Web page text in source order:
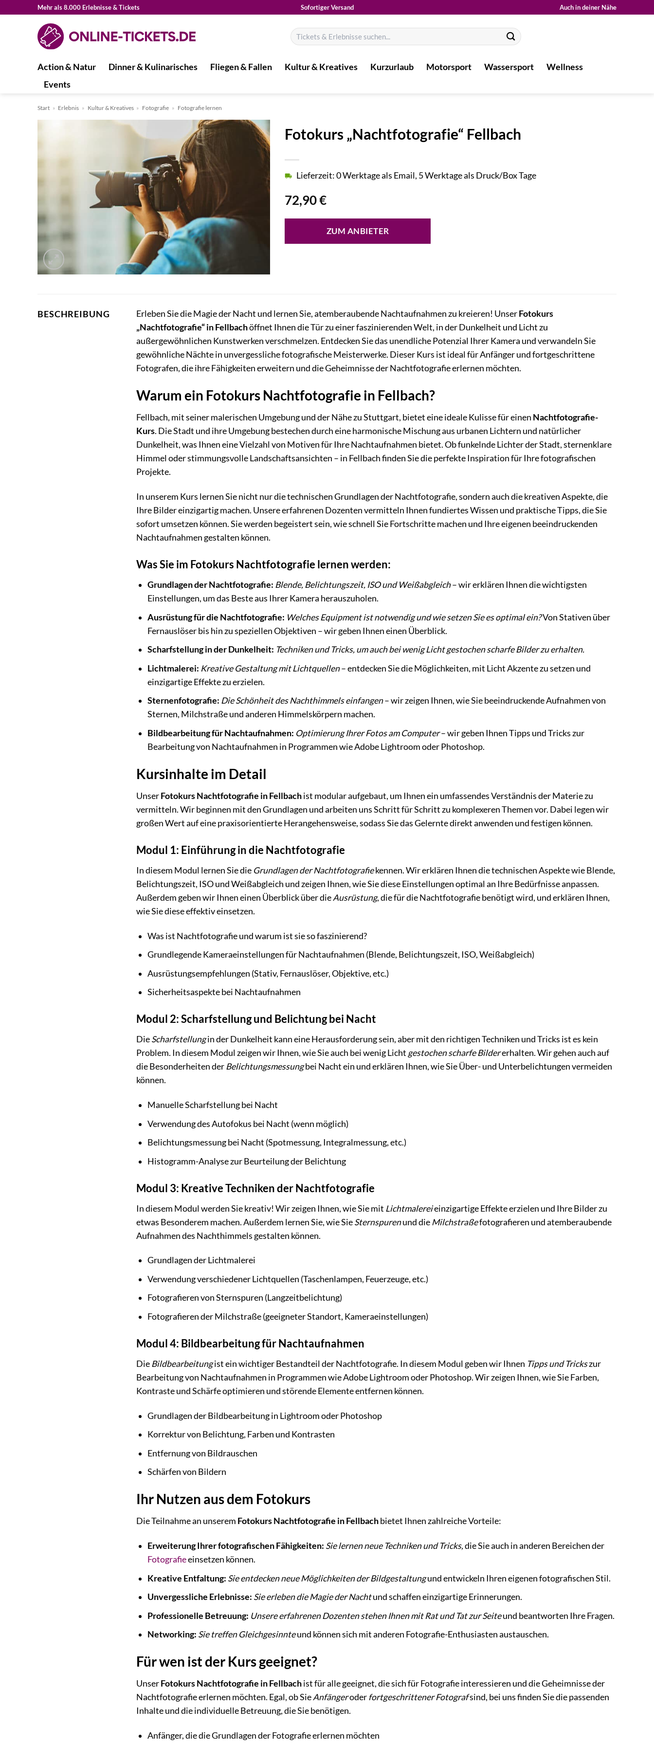
Mehr als 8.000 Erlebnisse & Tickets Sofortiger Versand Auch in deiner Nähe
Suchen
nach:
Action & Natur Dinner & Kulinarisches Fliegen & Fallen Kultur & Kreatives Kurzurlaub Motorsport Wassersport
Wellness
Events
Start » Erlebnis » Kultur & Kreatives » Fotografie » Fotografie lernen
Fotokurs „Nachtfotografie“ Fellbach
72,90€
Lieferzeit: 0 Werktage als Email, 5 Werktage als Druck/Box Tage
ZUM ANBIETER
BESCHREIBUNG Erleben Sie die Magie der Nacht und lernen Sie, atemberaubende Nachtaufnahmen zu kreieren! UnserFotokurs
„Nachtfotografie“ in Fellbachöffnet Ihnen die Tür zu einer faszinierenden Welt, in der Dunkelheit und Licht zu
außergewöhnlichen Kunstwerken verschmelzen. Entdecken Sie das unendliche Potenzial Ihrer Kamera und verwandeln Sie
gewöhnliche Nächte in unvergessliche fotografische Meisterwerke. Dieser Kurs ist ideal für Anfänger und fortgeschrittene
Fotografen, die ihre Fähigkeiten erweitern und die Geheimnisse der Nachtfotografie erlernen möchten.
Warum ein Fotokurs Nachtfotografie in Fellbach?
Fellbach, mit seiner malerischen Umgebung und der Nähe zu Stuttgart, bietet eine ideale Kulisse für einen Nachtfotografie-
Kurs. Die Stadt und ihre Umgebung bestechen durch eine harmonische Mischung aus urbanen Lichtern und natürlicher
Dunkelheit, was Ihnen eine Vielzahl von Motiven für Ihre Nachtaufnahmen bietet. Ob funkelnde Lichter der Stadt, sternenklare
Himmel oder stimmungsvolle Landschaftsansichten – in Fellbach finden Sie die perfekte Inspiration für Ihre fotografischen
Projekte.
In unserem Kurs lernen Sie nicht nur die technischen Grundlagen der Nachtfotografie, sondern auch die kreativen Aspekte, die
Ihre Bilder einzigartig machen. Unsere erfahrenen Dozenten vermitteln Ihnen fundiertes Wissen und praktische Tipps, die Sie
sofort umsetzen können. Sie werden begeistert sein, wie schnell Sie Fortschritte machen und Ihre eigenen beeindruckenden
Nachtaufnahmen gestalten können.
Was Sie im Fotokurs Nachtfotografie lernen werden:
Grundlagen der Nachtfotografie: Blende, Belichtungszeit, ISO und Weißabgleich– wir erklären Ihnen die wichtigsten
Einstellungen, um das Beste aus Ihrer Kamera herauszuholen.
Ausrüstung für die Nachtfotografie: Welches Equipment ist notwendig und wie setzen Sie es optimal ein?Von Stativen über
Fernauslöser bis hin zu speziellen Objektiven – wir geben Ihnen einen Überblick.
Scharfstellung in der Dunkelheit: Techniken und Tricks, um auch bei wenig Licht gestochen scharfe Bilder zu erhalten.
Lichtmalerei: Kreative Gestaltung mit Lichtquellen– entdecken Sie die Möglichkeiten, mit Licht Akzente zu setzen und
einzigartige Effekte zu erzielen.
Sternenfotografie: Die Schönheit des Nachthimmels einfangen– wir zeigen Ihnen, wie Sie beeindruckende Aufnahmen von
Sternen, Milchstraße und anderen Himmelskörpern machen.
Bildbearbeitung für Nachtaufnahmen: Optimierung Ihrer Fotos am Computer– wir geben Ihnen Tipps und Tricks zur
Bearbeitung von Nachtaufnahmen in Programmen wie Adobe Lightroom oder Photoshop.
Kursinhalte im Detail
UnserFotokurs Nachtfotografie in Fellbachist modular aufgebaut, um Ihnen ein umfassendes Verständnis der Materie zu
vermitteln. Wir beginnen mit den Grundlagen und arbeiten uns Schritt für Schritt zu komplexeren Themen vor. Dabei legen wir
großen Wert auf eine praxisorientierte Herangehensweise, sodass Sie das Gelernte direkt anwenden und festigen können.
Modul 1: Einführung in die Nachtfotografie
In diesem Modul lernen Sie die Grundlagen der Nachtfotografiekennen. Wir erklären Ihnen die technischen Aspekte wie Blende,
Belichtungszeit, ISO und Weißabgleich und zeigen Ihnen, wie Sie diese Einstellungen optimal an Ihre Bedürfnisse anpassen.
Außerdem geben wir Ihnen einen Überblick über dieAusrüstung, die für die Nachtfotografie benötigt wird, und erklären Ihnen,
wie Sie diese effektiv einsetzen.
Was ist Nachtfotografie und warum ist sie so faszinierend?
Grundlegende Kameraeinstellungen für Nachtaufnahmen (Blende, Belichtungszeit, ISO, Weißabgleich)
Ausrüstungsempfehlungen (Stativ, Fernauslöser, Objektive, etc.)
Sicherheitsaspekte bei Nachtaufnahmen
Modul 2: Scharfstellung und Belichtung bei Nacht
DieScharfstellungin der Dunkelheit kann eine Herausforderung sein, aber mit den richtigen Techniken und Tricks ist es kein
Problem. In diesem Modul zeigen wir Ihnen, wie Sie auch bei wenig Licht gestochen scharfe Bildererhalten. Wir gehen auch auf
die Besonderheiten derBelichtungsmessungbei Nacht ein und erklären Ihnen, wie Sie Über- und Unterbelichtungen vermeiden
können.
Manuelle Scharfstellung bei Nacht
Verwendung des Autofokus bei Nacht (wenn möglich)
Belichtungsmessung bei Nacht (Spotmessung, Integralmessung, etc.)
Histogramm-Analyse zur Beurteilung der Belichtung
Modul 3: Kreative Techniken der Nachtfotografie
In diesem Modul werden Sie kreativ! Wir zeigen Ihnen, wie Sie mit Lichtmalereieinzigartige Effekte erzielen und Ihre Bilder zu
etwas Besonderem machen. Außerdem lernen Sie, wie SieSternspurenund dieMilchstraßefotografieren und atemberaubende
Aufnahmen des Nachthimmels gestalten können.
Grundlagen der Lichtmalerei
Verwendung verschiedener Lichtquellen (Taschenlampen, Feuerzeuge, etc.)
Fotografieren von Sternspuren (Langzeitbelichtung)
Fotografieren der Milchstraße (geeigneter Standort, Kameraeinstellungen)
Modul 4: Bildbearbeitung für Nachtaufnahmen
DieBildbearbeitungist ein wichtiger Bestandteil der Nachtfotografie. In diesem Modul geben wir Ihnen Tipps und Trickszur
Bearbeitung von Nachtaufnahmen in Programmen wie Adobe Lightroom oder Photoshop. Wir zeigen Ihnen, wie Sie Farben,
Kontraste und Schärfe optimieren und störende Elemente entfernen können.
Grundlagen der Bildbearbeitung in Lightroom oder Photoshop
Korrektur von Belichtung, Farben und Kontrasten
Entfernung von Bildrauschen
Schärfen von Bildern
Ihr Nutzen aus dem Fotokurs
Die Teilnahme an unserem Fotokurs Nachtfotografie in Fellbachbietet Ihnen zahlreiche Vorteile:
Erweiterung Ihrer fotografischen Fähigkeiten: Sie lernen neue Techniken und Tricks,die Sie auch in anderen Bereichen der
Fotografieeinsetzen können.
Kreative Entfaltung: Sie entdecken neue Möglichkeiten der Bildgestaltungund entwickeln Ihren eigenen fotografischen Stil.
Unvergessliche Erlebnisse: Sie erleben die Magie der Nachtund schaffen einzigartige Erinnerungen.
Professionelle Betreuung: Unsere erfahrenen Dozenten stehen Ihnen mit Rat und Tat zur Seiteund beantworten Ihre Fragen.
Networking: Sie treffen Gleichgesinnteund können sich mit anderen Fotografie-Enthusiasten austauschen.
Für wen ist der Kurs geeignet?
UnserFotokurs Nachtfotografie in Fellbachist für alle geeignet, die sich für Fotografie interessieren und die Geheimnisse der
Nachtfotografie erlernen möchten. Egal, ob SieAnfängeroderfortgeschrittener Fotografsind, bei uns finden Sie die passenden
Inhalte und die individuelle Betreuung, die Sie benötigen.
Anfänger, die die Grundlagen der Fotografie erlernen möchten